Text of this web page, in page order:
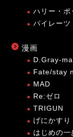
ハリー・ポ
パイレーツ
漫画
D.Gray-
Fate/stay
MAD
Re:ゼロ
TRIGUN
げにかすり
はじめの一